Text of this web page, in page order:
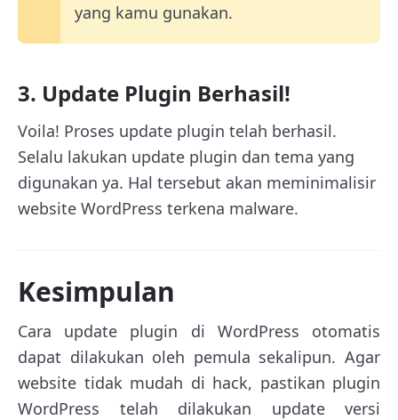
yang kamu gunakan.
3. Update Plugin Berhasil!
Voila! Proses update plugin telah berhasil.
Selalu lakukan update plugin dan tema yang
digunakan ya. Hal tersebut akan meminimalisir
website WordPress terkena malware.
Kesimpulan
Cara update plugin di WordPress otomatis
dapat dilakukan oleh pemula sekalipun. Agar
website tidak mudah di hack, pastikan plugin
WordPress telah dilakukan update versi